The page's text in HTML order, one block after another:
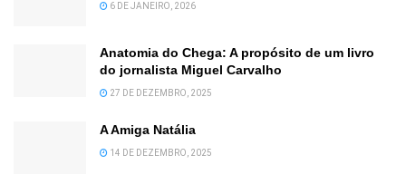
6 DE JANEIRO, 2026
Anatomia do Chega: A propósito de um livro
do jornalista Miguel Carvalho
27 DE DEZEMBRO, 2025
A Amiga Natália
14 DE DEZEMBRO, 2025